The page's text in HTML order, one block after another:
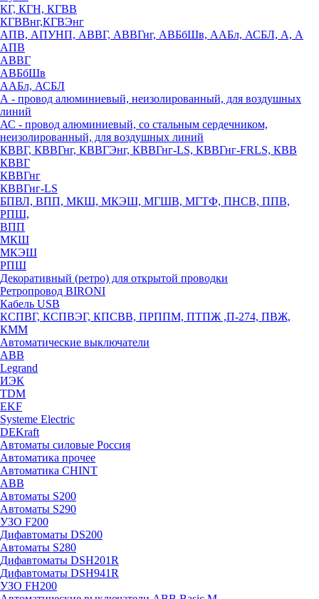
КГ, КГН, КГВВ
КГВВнг,КГВЭнг
АПВ, АПУНП, АВВГ, АВВГнг, АВБбШв, ААБл, АСБЛ, А, А
АПВ
АВВГ
АВБбШв
ААБл, АСБЛ
А - провод алюминиевый, неизолированный, для воздушных
линий
АС - провод алюминиевый, со стальным сердечником,
неизолированный, для воздушных линий
КВВГ, КВВГнг, КВВГЭнг, КВВГнг-LS, КВВГнг-FRLS, КВВ
КВВГ
КВВГнг
КВВГнг-LS
БПВЛ, ВПП, МКШ, МКЭШ, МГШВ, МГТФ, ПНСВ, ППВ,
РПШ,
ВПП
МКШ
МКЭШ
РПШ
Декоративный (ретро) для открытой проводки
Ретропровод BIRONI
Кабель USB
КСПВГ, КСПВЭГ, КПСВВ, ПРППМ, ПТПЖ ,П-274, ПВЖ,
КММ
Автоматические выключатели
ABB
Legrand
ИЭК
TDM
EKF
Systeme Electric
DEKraft
Автоматы силовые Россия
Автоматика прочее
Автоматика CHINT
ABB
Автоматы S200
Автоматы S290
УЗО F200
Дифавтоматы DS200
Автоматы S280
Дифавтоматы DSH201R
Дифавтоматы DSH941R
УЗО FH200